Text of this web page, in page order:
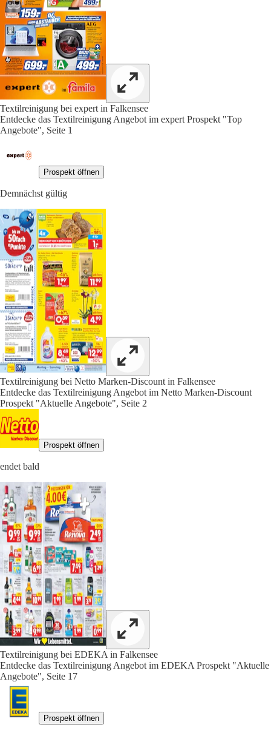
Textilreinigung bei expert in Falkensee
Entdecke das Textilreinigung Angebot im expert Prospekt "Top
Angebote", Seite 1
Prospekt öffnen
Demnächst gültig
Textilreinigung bei Netto Marken-Discount in Falkensee
Entdecke das Textilreinigung Angebot im Netto Marken-Discount
Prospekt "Aktuelle Angebote", Seite 2
Prospekt öffnen
endet bald
Textilreinigung bei EDEKA in Falkensee
Entdecke das Textilreinigung Angebot im EDEKA Prospekt "Aktuelle
Angebote", Seite 17
Prospekt öffnen